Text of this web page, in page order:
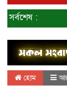
সর্বশেষ :
হোম